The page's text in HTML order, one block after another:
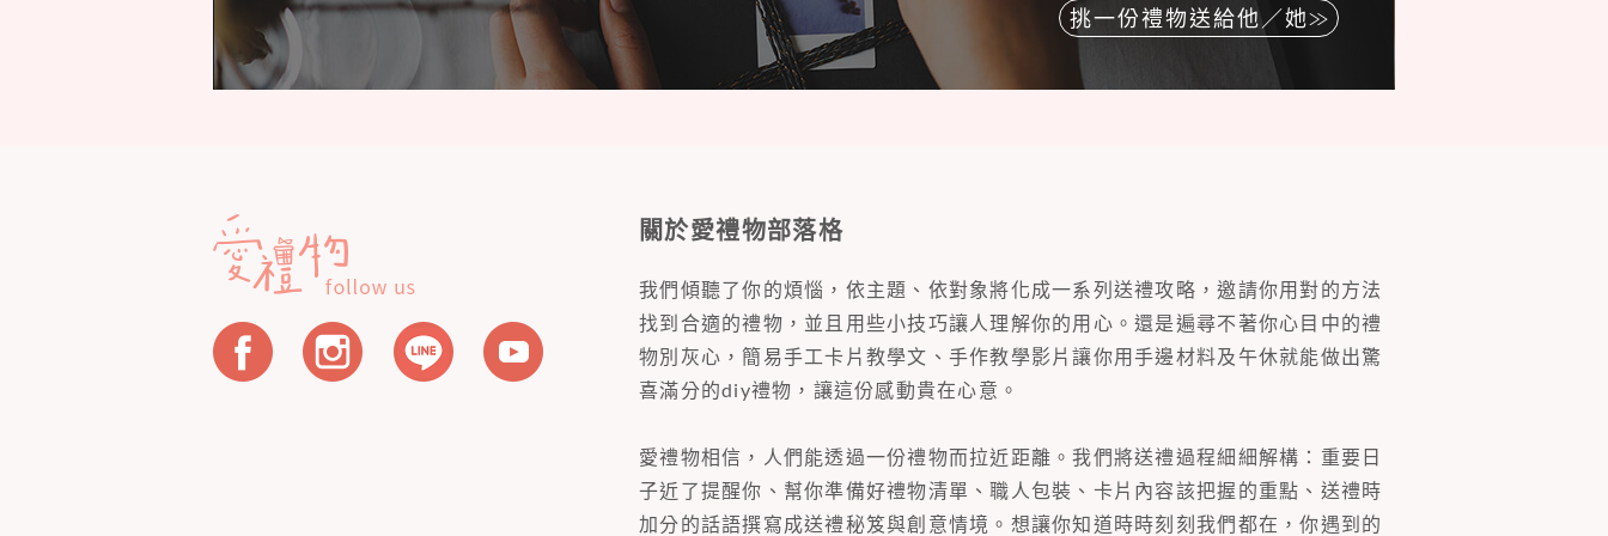
挑一份禮物送給他／她
關於愛禮物部落格
我們傾聽了你的煩惱，依主題、依對象將化成一系列送禮攻略，邀請你用對的方法
找到合適的禮物，並且用些小技巧讓人理解你的用心。還是遍尋不著你心目中的禮
物別灰心，簡易手工卡片教學文、手作教學影片讓你用手邊材料及午休就能做出驚
喜滿分的diy禮物，讓這份感動貴在心意。
愛禮物相信，人們能透過一份禮物而拉近距離。我們將送禮過程細細解構：重要日
子近了提醒你、幫你準備好禮物清單、職人包裝、卡片內容該把握的重點、送禮時
加分的話語撰寫成送禮秘笈與創意情境。想讓你知道時時刻刻我們都在，你遇到的